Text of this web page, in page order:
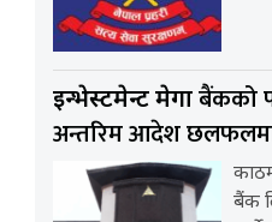
इन्भेस्टमेन्ट मेगाबैंकको
अन्तरिम आदेश
बैंक